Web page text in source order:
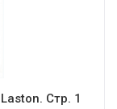
Стр. 1